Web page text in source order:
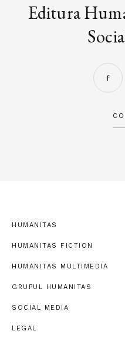
Editura
HUMANITAS
HUMANITAS FICTION
HUMANITAS MULTIMEDIA
GRUPUL HUMANITAS
SOCIAL MEDIA
LEGAL